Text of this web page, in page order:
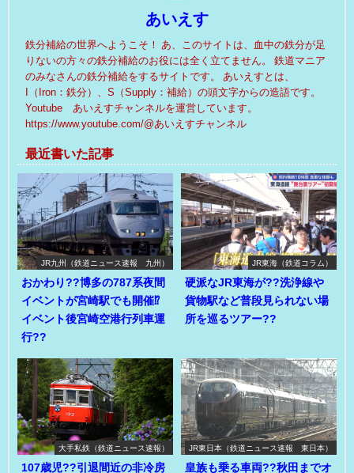
あいえす
鉄分補給の世界へようこそ！ あ、このサイトは、血中の鉄分が足
りないの方々の鉄分補給のお役には全く立てません。 鉄道マニア
のみなさんの鉄分補給をするサイトです。 あいえすとは、
I（Iron：鉄分）、S（Supply：補給）の頭文字からの造語です。
Youtube あいえすチャンネルを運営しています。
https://www.youtube.com/@あいえすチャンネル
最近書いた記事
JR九州（鉄道ニュース速報 九州）
おかわり??博多の787系夜間
イベントが宮崎駅でも開催⁉
イベント後宮崎空港行列車運
行??
JR東海（鉄道コラム）
硬派なJR東海が??洗浄線や
貨物駅など普段見られない場
所を巡るツアー??
大手私鉄（鉄道ニュース速報）
107歳児??引退間近の非冷房
JR東日本（鉄道ニュース速報 東日本）
皇族も乗る車両??秋田までオ